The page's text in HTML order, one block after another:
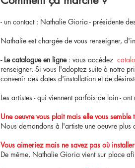
- un contact : Nathalie Gioria - présidente
Nathalie est chargée de vous renseigner,
- Le catalogue en ligne : vous accédez
renseigner. Si vous l'adoptez suite à notre
convenir des dates d'installation et de
Les artistes - qui viennent parfois de loin -
Une oeuvre vous plait mais elle vous
Nous demandons à l'artiste une oeuvre plus
Vous aimeriez mais ne savez pas où
De même, Nathalie Gioria vient sur place